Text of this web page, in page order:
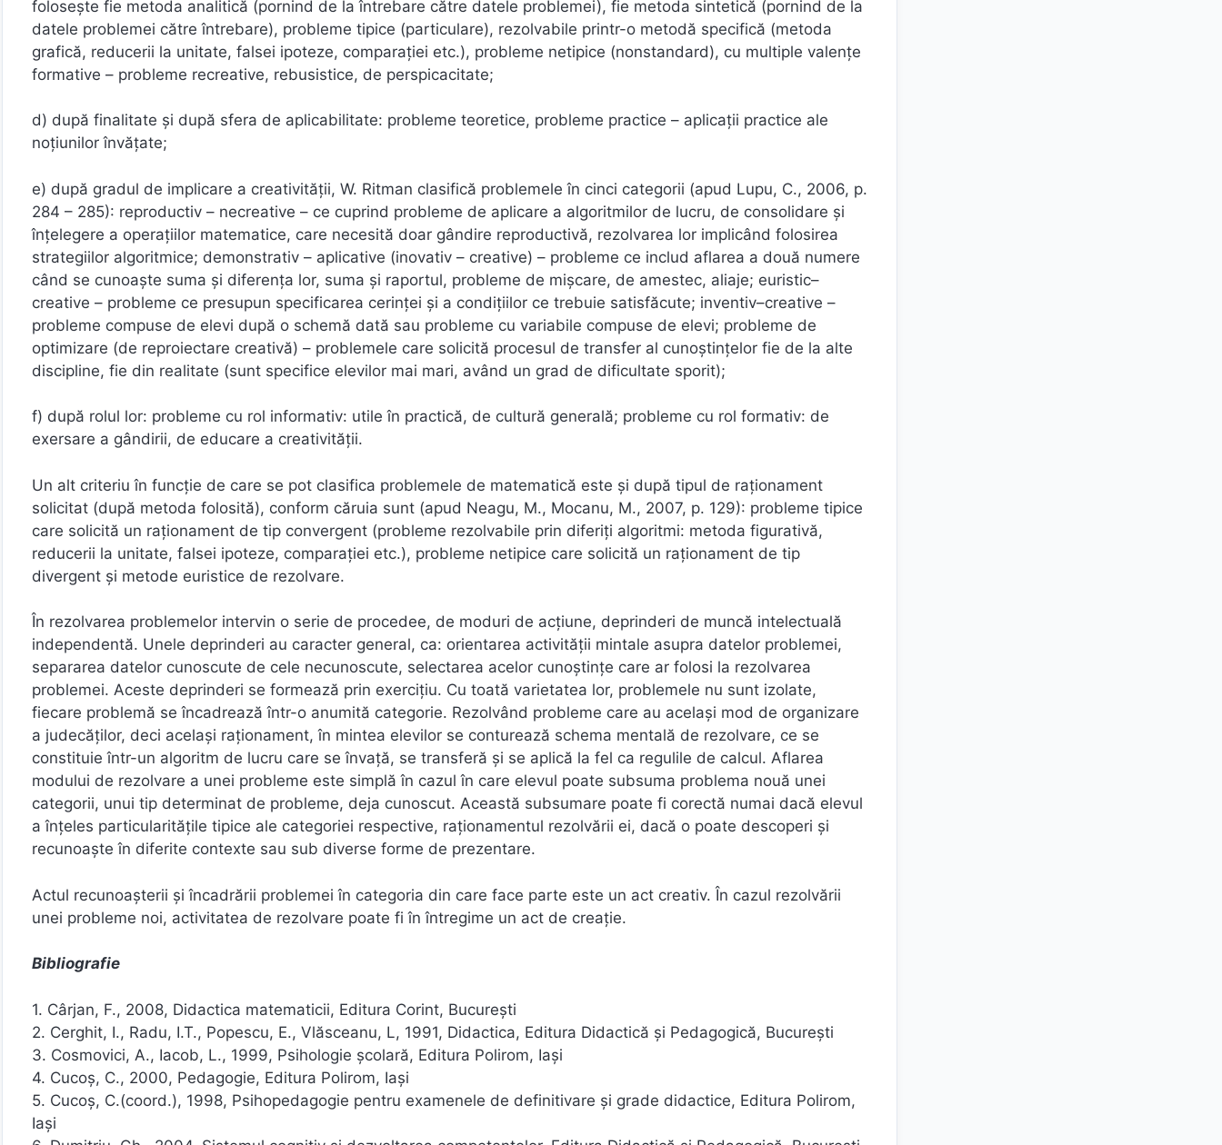
foloseşte fie metoda analitică (pornind de la întrebare către datele problemei), fie metoda sintetică (pornind de la
datele problemei către întrebare), probleme tipice (particulare), rezolvabile printr-o metodă specifică (metoda
grafică, reducerii la unitate, falsei ipoteze, comparaţiei etc.), probleme netipice (nonstandard), cu multiple valenţe
formative – probleme recreative, rebusistice, de perspicacitate;
d) după finalitate şi după sfera de aplicabilitate: probleme teoretice, probleme practice – aplicaţii practice ale
noţiunilor învăţate;
e) după gradul de implicare a creativităţii, W. Ritman clasifică problemele în cinci categorii (apud Lupu, C., 2006, p.
284 – 285): reproductiv – necreative – ce cuprind probleme de aplicare a algoritmilor de lucru, de consolidare şi
înţelegere a operaţiilor matematice, care necesită doar gândire reproductivă, rezolvarea lor implicând folosirea
strategiilor algoritmice; demonstrativ – aplicative (inovativ – creative) – probleme ce includ aflarea a două numere
când se cunoaşte suma şi diferenţa lor, suma şi raportul, probleme de mişcare, de amestec, aliaje; euristic–
creative – probleme ce presupun specificarea cerinţei şi a condiţiilor ce trebuie satisfăcute; inventiv–creative –
probleme compuse de elevi după o schemă dată sau probleme cu variabile compuse de elevi; probleme de
optimizare (de reproiectare creativă) – problemele care solicită procesul de transfer al cunoştinţelor fie de la alte
discipline, fie din realitate (sunt specifice elevilor mai mari, având un grad de dificultate sporit);
f) după rolul lor: probleme cu rol informativ: utile în practică, de cultură generală; probleme cu rol formativ: de
exersare a gândirii, de educare a creativităţii.
Un alt criteriu în funcţie de care se pot clasifica problemele de matematică este şi după tipul de raţionament
solicitat (după metoda folosită), conform căruia sunt (apud Neagu, M., Mocanu, M., 2007, p. 129): probleme tipice
care solicită un raţionament de tip convergent (probleme rezolvabile prin diferiţi algoritmi: metoda figurativă,
reducerii la unitate, falsei ipoteze, comparaţiei etc.), probleme netipice care solicită un raţionament de tip
divergent şi metode euristice de rezolvare.
În rezolvarea problemelor intervin o serie de procedee, de moduri de acţiune, deprinderi de muncă intelectuală
independentă. Unele deprinderi au caracter general, ca: orientarea activităţii mintale asupra datelor problemei,
separarea datelor cunoscute de cele necunoscute, selectarea acelor cunoştinţe care ar folosi la rezolvarea
problemei. Aceste deprinderi se formează prin exerciţiu. Cu toată varietatea lor, problemele nu sunt izolate,
fiecare problemă se încadrează într-o anumită categorie. Rezolvând probleme care au acelaşi mod de organizare
a judecăţilor, deci acelaşi raţionament, în mintea elevilor se conturează schema mentală de rezolvare, ce se
constituie într-un algoritm de lucru care se învaţă, se transferă şi se aplică la fel ca regulile de calcul. Aflarea
modului de rezolvare a unei probleme este simplă în cazul în care elevul poate subsuma problema nouă unei
categorii, unui tip determinat de probleme, deja cunoscut. Această subsumare poate fi corectă numai dacă elevul
a înţeles particularităţile tipice ale categoriei respective, raţionamentul rezolvării ei, dacă o poate descoperi şi
recunoaşte în diferite contexte sau sub diverse forme de prezentare.
Actul recunoaşterii şi încadrării problemei în categoria din care face parte este un act creativ. În cazul rezolvării
unei probleme noi, activitatea de rezolvare poate fi în întregime un act de creaţie.
Bibliografie
1. Cârjan, F., 2008, Didactica matematicii, Editura Corint, Bucureşti
2. Cerghit, I., Radu, I.T., Popescu, E., Vlăsceanu, L, 1991, Didactica, Editura Didactică şi Pedagogică, Bucureşti
3. Cosmovici, A., Iacob, L., 1999, Psihologie şcolară, Editura Polirom, Iaşi
4. Cucoş, C., 2000, Pedagogie, Editura Polirom, Iaşi
5. Cucoş, C.(coord.), 1998, Psihopedagogie pentru examenele de definitivare şi grade didactice, Editura Polirom,
Iaşi